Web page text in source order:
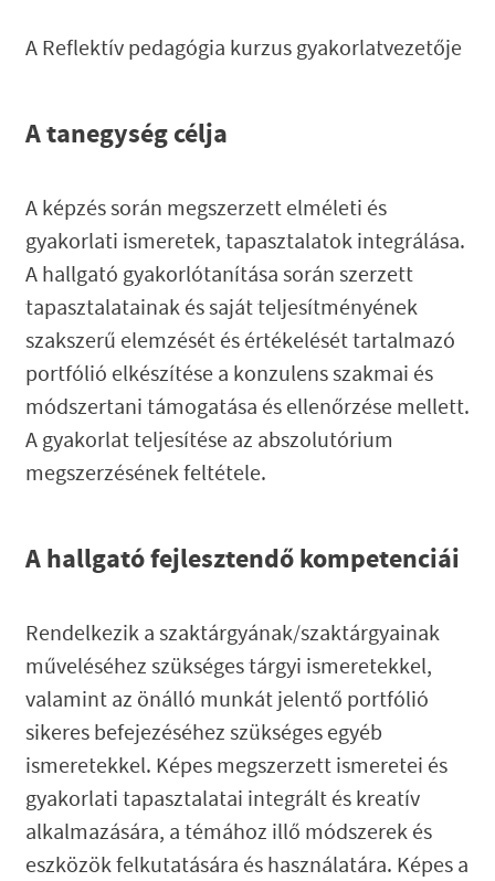
A Reflektív pedagógia kurzus gyakorlatvezetője
A tanegység célja
A képzés során megszerzett elméleti és
gyakorlati ismeretek, tapasztalatok integrálása.
A hallgató gyakorlótanítása során szerzett
tapasztalatainak és saját teljesítményének
szakszerű elemzését és értékelését tartalmazó
portfólió elkészítése a konzulens szakmai és
módszertani támogatása és ellenőrzése mellett.
A gyakorlat teljesítése az abszolutórium
megszerzésének feltétele.
A hallgató fejlesztendő kompetenciái
Rendelkezik a szaktárgyának/szaktárgyainak
műveléséhez szükséges tárgyi ismeretekkel,
valamint az önálló munkát jelentő portfólió
sikeres befejezéséhez szükséges egyéb
ismeretekkel. Képes megszerzett ismeretei és
gyakorlati tapasztalatai integrált és kreatív
alkalmazására, a témához illő módszerek és
eszközök felkutatására és használatára. Képes a